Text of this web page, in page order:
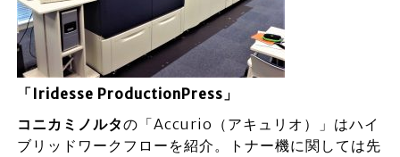
「Iridesse ProductionPress」
コニカミノルタの「Accurio（アキュリオ）」はハイ
ブリッドワークフローを紹介。トナー機に関しては先